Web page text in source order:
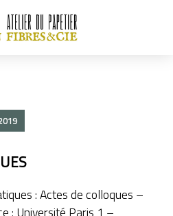
: Actes de colloques –
: Université Paris 1 –